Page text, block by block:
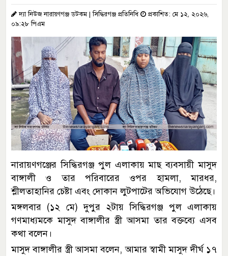
দ্যা নিউজ নারায়ণগঞ্জ ডটকম | সিদ্ধিরগঞ্জ প্রতিনিধি
প্রকাশিত: মে ১২, ২০২৬,
০৯:২৮ পিএম
নারায়ণগঞ্জের সিদ্ধিরগঞ্জ পুল এলাকায় মাছ ব্যবসায়ী মাসুদ
বাঙ্গালী ও তার পরিবারের ওপর হামলা, মারধর,
শ্লীলতাহানির চেষ্টা এবং দোকান লুটপাটের অভিযোগ উঠেছে।
মঙ্গলবার (১২ মে) দুপুর ২টায় সিদ্ধিরগঞ্জ পুল এলাকায়
গণমাধ্যমকে মাসুদ বাঙ্গালীর স্ত্রী আসমা তার বক্তব্যে এসব
কথা বলেন।
মাসুদ বাঙ্গালীর স্ত্রী আসমা বলেন, আমার স্বামী মাসুদ দীর্ঘ ১৭